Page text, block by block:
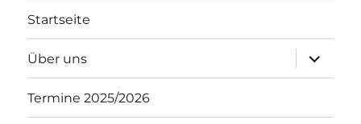
Startseite
Über uns
öffnen
Termine 2025/2026